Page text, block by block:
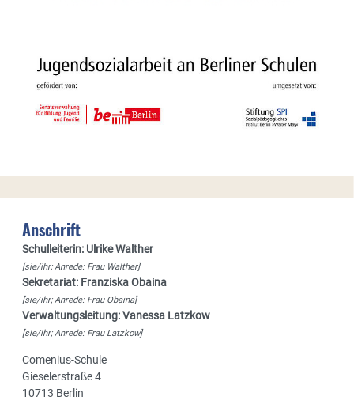
Anschrift
Schulleiterin: Ulrike Walther
[sie/ihr; Anrede: Frau Walther]
Sekretariat: Franziska Obaina
[sie/ihr; Anrede: Frau Obaina]
Verwaltungsleitung: Vanessa Latzkow
[sie/ihr; Anrede: Frau Latzkow]
Comenius-Schule
Gieselerstraße 4
10713 Berlin